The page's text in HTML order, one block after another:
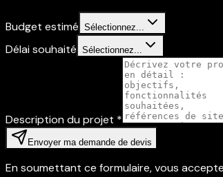
Budget estimé Sélectionnez...
Délai souhaité Sélectionnez...
Description du projet *
Envoyer ma demande de devis
En soumettant ce formulaire, vous